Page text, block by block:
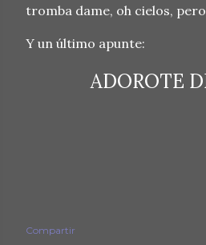
tromba dame, oh cielos,
Y un último apunte:
ADOROTE
Compartir